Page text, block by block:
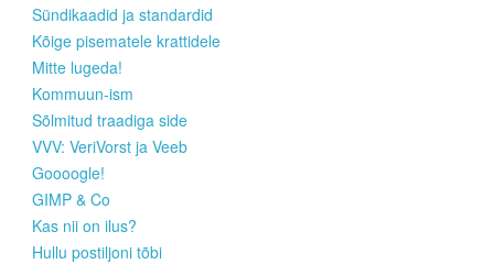
Sündikaadid ja standardid
Kõige pisematele krattidele
Mitte lugeda!
Kommuun-ism
Sõlmitud traadiga side
VVV: VeriVorst ja Veeb
Goooogle!
GIMP & Co
Kas nii on ilus?
Hullu postiljoni tõbi